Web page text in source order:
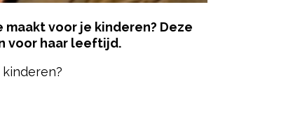
voor je kinderen? Deze
voor haar leeftijd.